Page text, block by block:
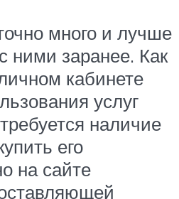
много и лучше
ними заранее. Как
кабинете
услуг
наличие
его
на сайте